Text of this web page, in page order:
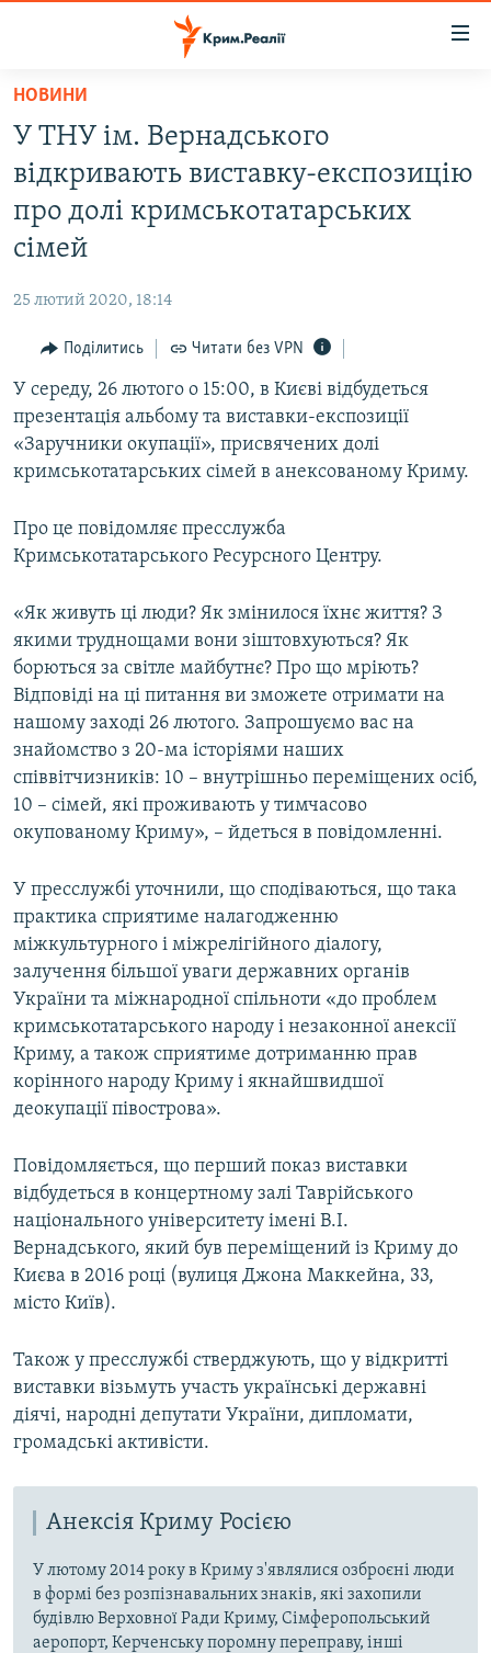
Перейти
основного
матеріалу
Перейти
до
основної
Перейти
пошуку
ВІДЕО ТА ФОТО
ПОЛІТИКА
ІНТЕРВ'Ю
ВСЕ ЗА ДЕНЬ
СПЕЦПРОЕКТИ
ДЕПОРТАЦІЯ
СВІДЧЕННЯ ОКУПАЦІЇ
ЯК ОБІЙТИ БЛОКУВАННЯ
Русский
Qırımtatar
ДОЛУЧАЙСЯ!
Усі сайти RFE/RL
НОВИНИ
У ТНУ ім. Вернадського
відкривають виставку-експозицію
про долі кримськотатарських
сімей
25 лютий 2020, 18:14
Поділитись Читати без VPN
У середу, 26 лютого о 15:00, в Києві відбудеться
презентація альбому та виставки-експозиції
«Заручники окупації», присвячених долі
кримськотатарських сімей в анексованому Криму.
Про це повідомляє пресслужба
Кримськотатарського Ресурсного Центру.
«Як живуть ці люди? Як змінилося їхнє життя? З
якими труднощами вони зіштовхуються? Як
борються за світле майбутнє? Про що мріють?
Відповіді на ці питання ви зможете отримати на
нашому заході 26 лютого. Запрошуємо вас на
знайомство з 20-ма історіями наших
співвітчизників: 10 – внутрішньо переміщених осіб,
10 – сімей, які проживають у тимчасово
окупованому Криму», – йдеться в повідомленні.
У пресслужбі уточнили, що сподіваються, що така
практика сприятиме налагодженню
міжкультурного і міжрелігійного діалогу,
залучення більшої уваги державних органів
України та міжнародної спільноти «до проблем
кримськотатарського народу і незаконної анексії
Криму, а також сприятиме дотриманню прав
корінного народу Криму і якнайшвидшої
деокупації півострова».
Повідомляється, що перший показ виставки
відбудеться в концертному залі Таврійського
національного університету імені В.І.
Вернадського, який був переміщений із Криму до
Києва в 2016 році (вулиця Джона Маккейна, 33,
місто Київ).
Також у пресслужбі стверджують, що у відкритті
виставки візьмуть участь українські державні
діячі, народні депутати України, дипломати,
громадські активісти.
Анексія Криму Росією
У лютому 2014 року в Криму з'являлися озброєні люди
в формі без розпізнавальних знаків, які захопили
будівлю Верховної Ради Криму, Сімферопольський
аеропорт, Керченську поромну переправу, інші